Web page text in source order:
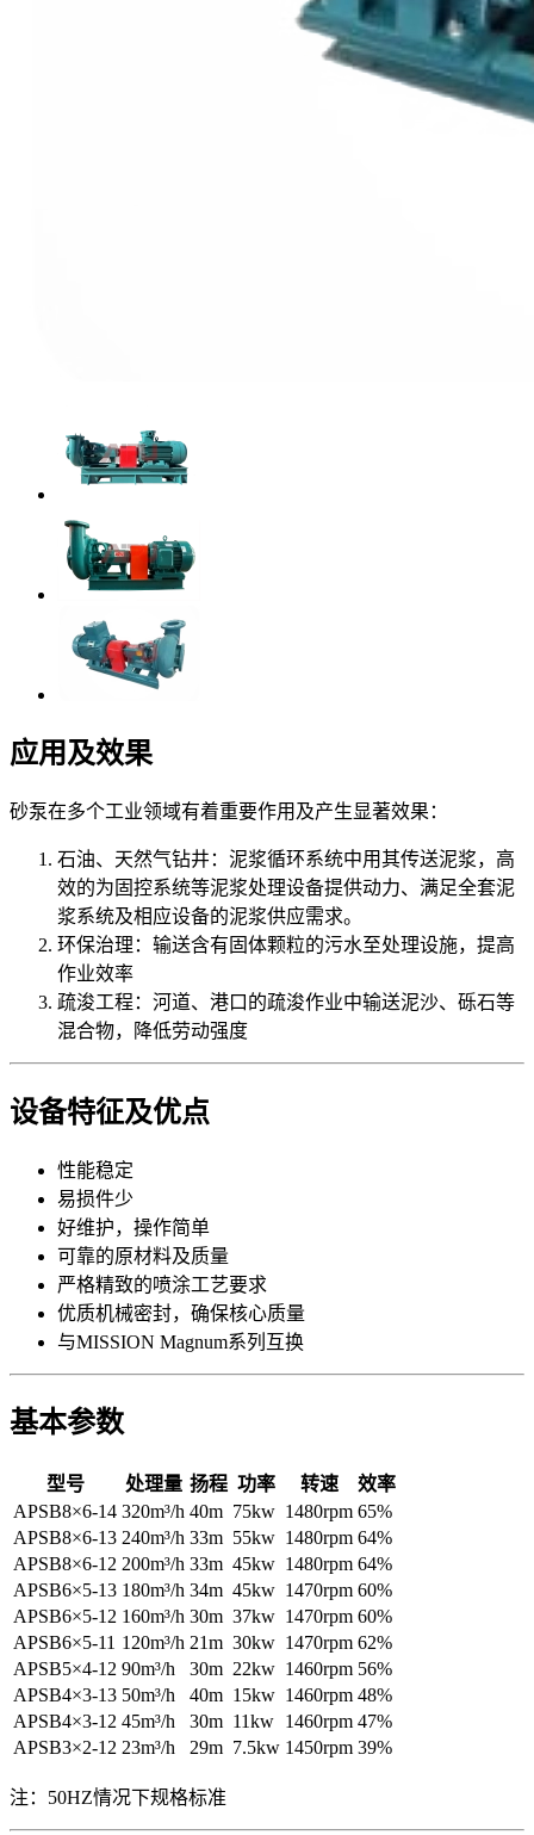
应用及效果
砂泵在多个工业领域有着重要作用及产生显著效果：
石油、天然气钻井：泥浆循环系统中用其传送泥浆，高
效的为固控系统等泥浆处理设备提供动力、满足全套泥
浆系统及相应设备的泥浆供应需求。
环保治理：输送含有固体颗粒的污水至处理设施，提高
作业效率
疏浚工程：河道、港口的疏浚作业中输送泥沙、砾石等
混合物，降低劳动强度
设备特征及优点
性能稳定
易损件少
好维护，操作简单
可靠的原材料及质量
严格精致的喷涂工艺要求
优质机械密封，确保核心质量
与MISSION Magnum系列互换
基本参数
型号 处理量 扬程 功率 转速
效率
APSB8×6-14 320m³/h 40m 75kw 1480rpm 65%
APSB8×6-13 240m³/h 33m 55kw 1480rpm 64%
APSB8×6-12 200m³/h 33m 45kw 1480rpm 64%
APSB6×5-13 180m³/h 34m 45kw 1470rpm 60%
APSB6×5-12 160m³/h 30m 37kw 1470rpm 60%
APSB6×5-11 120m³/h 21m 30kw 1470rpm 62%
APSB5×4-12 90m³/h 30m 22kw 1460rpm 56%
APSB4×3-13 50m³/h 40m 15kw 1460rpm 48%
APSB4×3-12 45m³/h 30m 11kw 1460rpm 47%
APSB3×2-12 23m³/h 29m 7.5kw 1450rpm 39%
注：50HZ情况下规格标准